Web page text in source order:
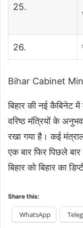
25.
26.
Bihar Cabinet
बिहार की नई कैबिनेट
वरिष्ठ मंत्रियों के
रखा गया है। कई
एक बार फिर पिछले
बिहार को बिहार का
Share this:
WhatsApp